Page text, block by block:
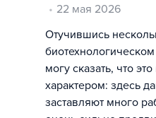
22 мая 2026
Отучившись
могу сказать, что
характером: здесь
заставляют много